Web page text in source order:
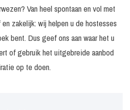
Van heel spontaan en vol met
zakelijk: wij helpen u de hostesses
bent. Dus geef ons aan waar het u
of gebruik het uitgebreide aanbod
op te doen.